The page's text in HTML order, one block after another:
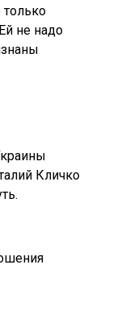
не надо
Кличко